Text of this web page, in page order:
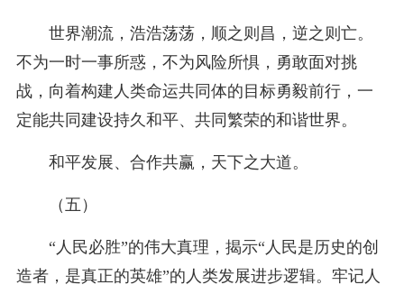
世界潮流，浩浩荡荡，顺之则昌，逆之则亡。
不为一时一事所惑，不为风险所惧，勇敢面对挑
战，向着构建人类命运共同体的目标勇毅前行，一
定能共同建设持久和平、共同繁荣的和谐世界。
和平发展、合作共赢，天下之大道。
（五）
“人民必胜”的伟大真理，揭示“人民是历史的创
造者，是真正的英雄”的人类发展进步逻辑。牢记人